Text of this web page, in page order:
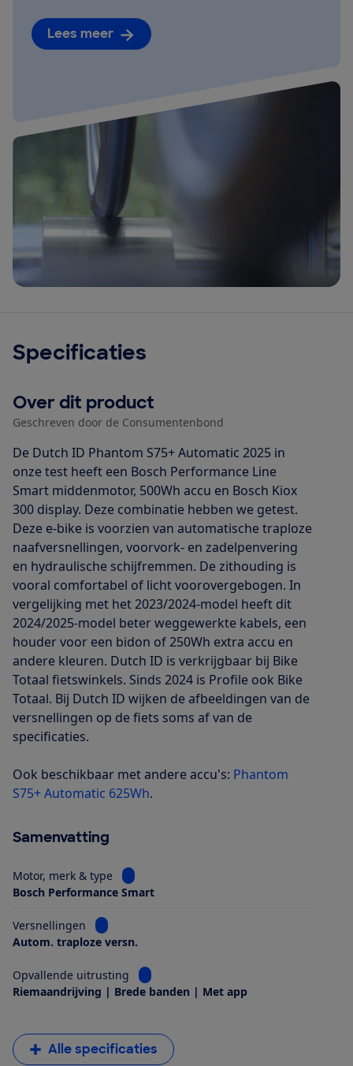
Lees meer
Specificaties
Over dit product
Geschreven door de Consumentenbond
De Dutch ID Phantom S75+ Automatic 2025 in
onze test heeft een Bosch Performance Line
Smart middenmotor, 500Wh accu en Bosch Kiox
300 display. Deze combinatie hebben we getest.
Deze e-bike is voorzien van automatische traploze
naafversnellingen, voorvork- en zadelpenvering
en hydraulische schijfremmen. De zithouding is
vooral comfortabel of licht voorovergebogen. In
vergelijking met het 2023/2024-model heeft dit
2024/2025-model beter weggewerkte kabels, een
houder voor een bidon of 250Wh extra accu en
andere kleuren. Dutch ID is verkrijgbaar bij Bike
Totaal fietswinkels. Sinds 2024 is Profile ook Bike
Totaal. Bij Dutch ID wijken de afbeeldingen van de
versnellingen op de fiets soms af van de
specificaties.
Ook beschikbaar met andere accu's: Phantom
S75+ Automatic 625Wh.
Samenvatting
Motor, merk & type
Bekijk informatie voor Motor, merk & type
Bosch Performance Smart
Versnellingen
Bekijk informatie voor Versnellingen
Autom. traploze versn.
Opvallende uitrusting
Bekijk informatie voor Opvallende
Riemaandrijving | Brede banden | Met app
Alle specificaties